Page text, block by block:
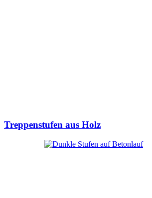
Treppenstufen aus Holz